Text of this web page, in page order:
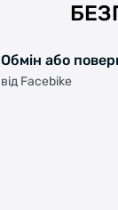
Обмін або
від Facebike